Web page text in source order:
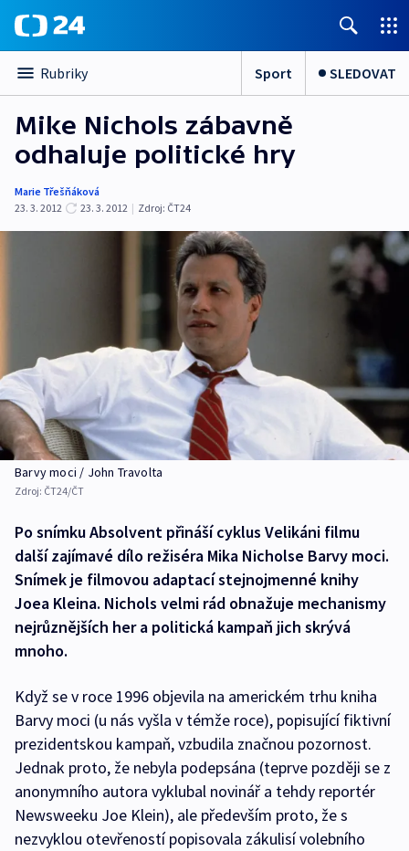
Rubriky Sport SLEDOVAT
Mike Nichols zábavně
odhaluje politické hry
Marie Třešňáková
23. 3. 2012
23. 3. 2012 | Zdroj: ČT24
Barvy moci / John Travolta
Zdroj: ČT24/ČT
Po snímku Absolvent přináší cyklus Velikáni filmu
další zajímavé dílo režiséra Mika Nicholse Barvy moci.
Snímek je filmovou adaptací stejnojmenné knihy
Joea Kleina. Nichols velmi rád obnažuje mechanismy
nejrůznějších her a politická kampaň jich skrývá
mnoho.
Když se v roce 1996 objevila na americkém trhu kniha
Barvy moci (u nás vyšla v témže roce), popisující fiktivní
prezidentskou kampaň, vzbudila značnou pozornost.
Jednak proto, že nebyla podepsána (teprve později se z
anonymního autora vyklubal novinář a tehdy reportér
Newsweeku Joe Klein), ale především proto, že s
nezvyklou otevřeností popisovala zákulisí volebního